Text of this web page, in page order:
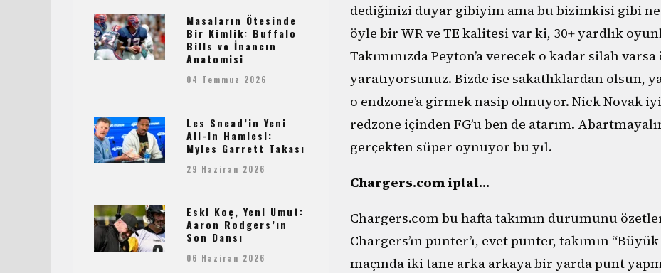
dediğinizi duyar gibiyim ama bu bizimkisi gibi
öyle bir WR ve TE kalitesi var ki, 30+ yardlık
Takımınızda Peyton’a verecek o kadar silah
yaratıyorsunuz. Bizde ise sakatlıklardan olsun,
o endzone’a girmek nasip olmuyor. Nick Novak
redzone içinden FG’u ben de atarım.
gerçekten süper oynuyor bu yıl.
Chargers.com iptal…
Chargers.com bu hafta takımın durumunu
Chargers’ın punter’ı, evet punter, takımın
maçında iki tane arka arkaya bir yarda punt
Masaların Ötesinde
Bir Kimlik: Buffalo
Bills ve İnancın
Anatomisi
04 Temmuz 2026
Les Snead’in Yeni
All-In Hamlesi:
Myles Garrett Takası
29 Haziran 2026
Eski Koç, Yeni Umut:
Aaron Rodgers’ın
Son Dansı
06 Haziran 2026